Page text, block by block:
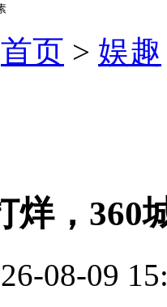
首页 > 娱趣
烊，360
08-09